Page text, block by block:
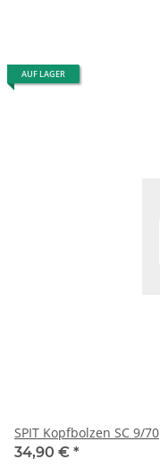
AUF LAGER
SPIT Kopfbolzen SC 9/70
34,90 € *